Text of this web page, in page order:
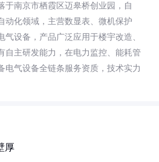
于南京市栖霞区迈皋桥创业园，自
动化领域，主营数显表、微机保护
设备，产品广泛应用于楼宇改造、
自主研发能力，在电力监控、能耗管
电气设备全链条服务资质，技术实力
厚